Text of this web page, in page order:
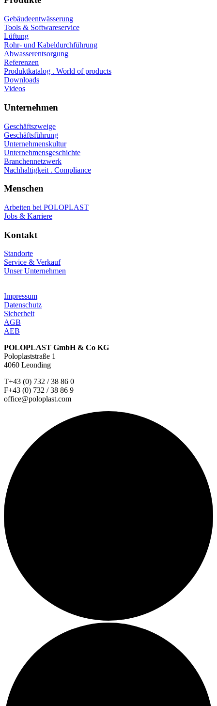
Gebäudeentwässerung
Tools & Softwareservice
Lüftung
Rohr- und Kabeldurchführung
Abwasserentsorgung
Referenzen
Produktkatalog . World of products
Downloads
Videos
Unternehmen
Geschäftszweige
Geschäftsführung
Unternehmenskultur
Unternehmensgeschichte
Branchennetzwerk
Nachhaltigkeit . Compliance
Menschen
Arbeiten bei POLOPLAST
Jobs & Karriere
Kontakt
Standorte
Service & Verkauf
Unser Unternehmen
Impressum
Datenschutz
Sicherheit
AGB
AEB
POLOPLAST GmbH & Co KG
Poloplaststraße 1
4060 Leonding
T+43 (0) 732 / 38 86 0
F+43 (0) 732 / 38 86 9
office@poloplast.com